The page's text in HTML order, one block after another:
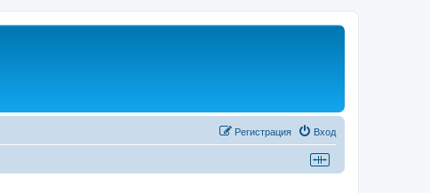
Вход
Регистрация